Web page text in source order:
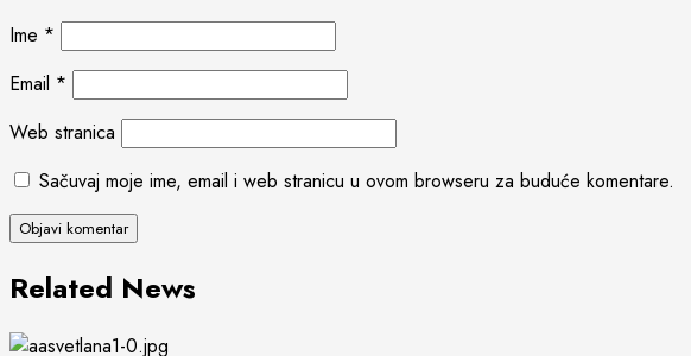
Ime *
Email *
Web stranica
Sačuvaj moje ime, email i web stranicu u ovom browseru za buduće komentare.
Related News